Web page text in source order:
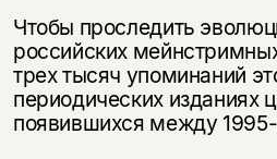
Чтобы проследить
российских
трех тысяч упоминаний
периодических изданиях
появившихся между